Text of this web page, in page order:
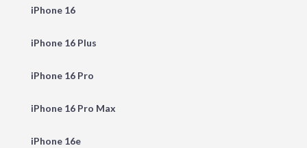
iPhone 16
iPhone 16 Plus
iPhone 16 Pro
iPhone 16 Pro Max
iPhone 16e